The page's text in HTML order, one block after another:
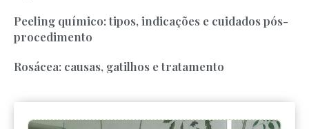
Peeling químico: tipos, indicações e cuidados pós-
procedimento
Rosácea: causas, gatilhos e tratamento